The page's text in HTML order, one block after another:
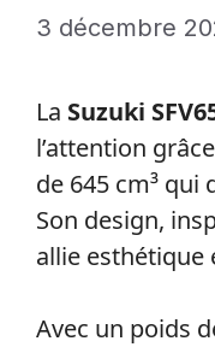
3 décembre
La Suzuki
l’attention
de 645 cm³ qui
Son design,
allie esthétique
Avec un poids